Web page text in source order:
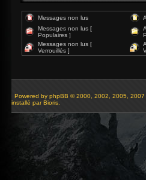
Messages non lus
Messages non lus [
Populaires ]
Messages non lus [
Verrouillés ]
Powered by phpBB © 2000, 2002, 2005, 2007
installé par Bioris.